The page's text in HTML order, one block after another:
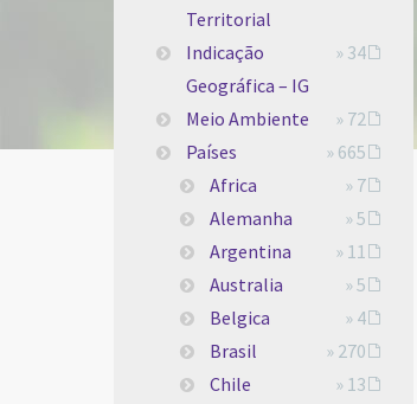
Territorial
Indicação
Geográfica – IG
» 34
Meio Ambiente
» 72
Países
» 665
Africa
» 7
Alemanha
» 5
Argentina
» 11
Australia
» 5
Belgica
» 4
Brasil
» 270
Chile
» 13